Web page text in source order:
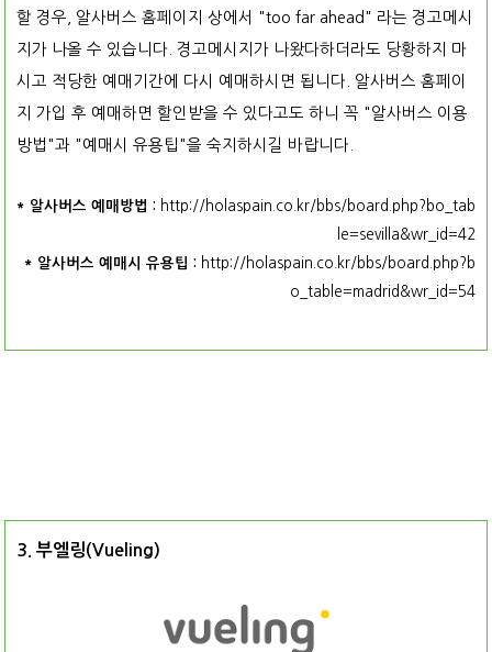
할 경우, 알사버스 홈페이지 상에서 "too far ahead" 라는 경고메시
지가 나올 수 있습니다. 경고메시지가 나왔다하더라도 당황하지 마
시고 적당한 예매기간에 다시 예매하시면 됩니다. 알사버스 홈페이
지 가입 후 예매하면 할인받을 수 있다고도 하니 꼭 "알사버스 이용
방법"과 "예매시 유용팁"을 숙지하시길 바랍니다.
* 알사버스 예매방법 : http://holaspain.co.kr/bbs/board.php?bo_tab
le=sevilla&wr_id=42
* 알사버스 예매시 유용팁 : http://holaspain.co.kr/bbs/board.php?b
o_table=madrid&wr_id=54
3. 부엘링(Vueling)